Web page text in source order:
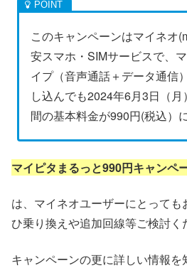
このキャンペーンはマイネオ
安スマホ・SIMサービスで、
イプ（音声通話＋データ通信
し込んでも2024年6月3日（
間の基本料金が990円(税込）
マイピタまるっと990円キャンペ
は、マイネオユーザーにとって
ひ乗り換えや追加回線等ご検討く
キャンペーンの更に詳しい情報